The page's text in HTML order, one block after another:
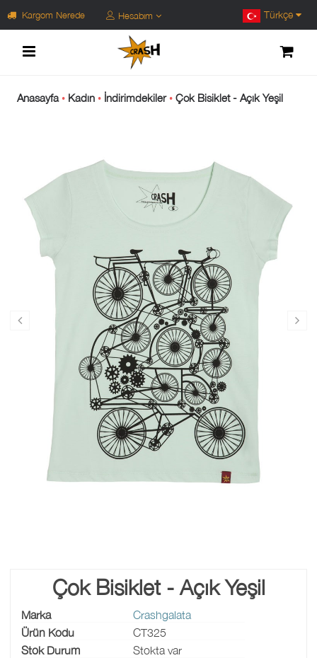
Türkçe
Kargom Nerede Hesabım
Anasayfa Kadın İndirimdekiler Çok Bisiklet - Açık Yeşil
Çok Bisiklet - Açık Yeşil
Marka
Crashgalata
Ürün Kodu
CT325
Stok Durum
Stokta var